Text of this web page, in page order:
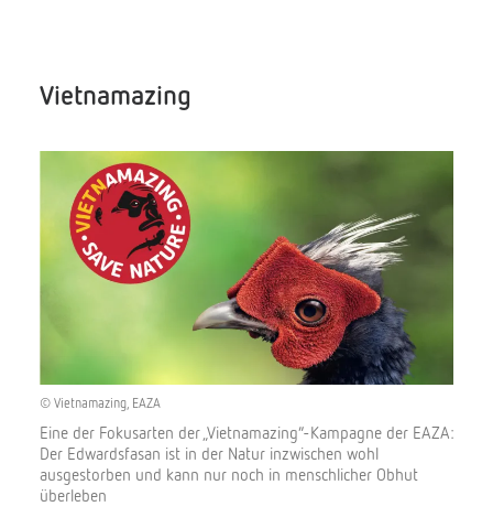
Vietnamazing
© Vietnamazing, EAZA
Eine der Fokusarten der Vietnamazing“-Kampagne der EAZA:
Der Edwardsfasan ist in der Natur inzwischen wohl
ausgestorben und kann nur noch in menschlicher Obhut
überleben